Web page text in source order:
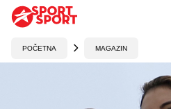
POČETNA MAGAZIN